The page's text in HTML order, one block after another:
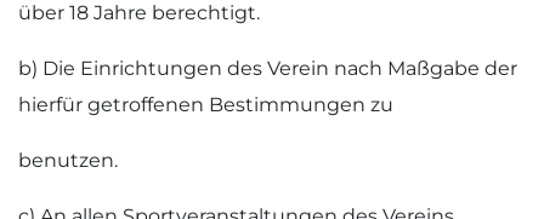
über 18 Jahre berechtigt.
b) Die Einrichtungen des Verein nach Maßgabe der
hierfür getroffenen Bestimmungen zu
benutzen.